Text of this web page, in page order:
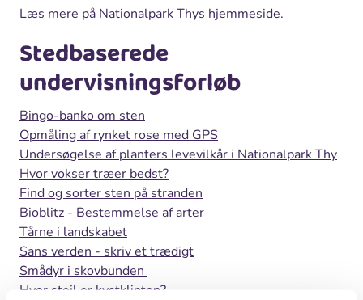
Læs mere på Nationalpark Thys hjemmeside.
Stedbaserede
undervisningsforløb
Bingo-banko om sten
Opmåling af rynket rose med GPS
Undersøgelse af planters levevilkår i Nationalpark Thy
Hvor vokser træer bedst?
Find og sorter sten på stranden
Bioblitz - Bestemmelse af arter
Tårne i landskabet
Sans verden - skriv et trædigt
Smådyr i skovbunden
Hvor stejl er kystklinten?